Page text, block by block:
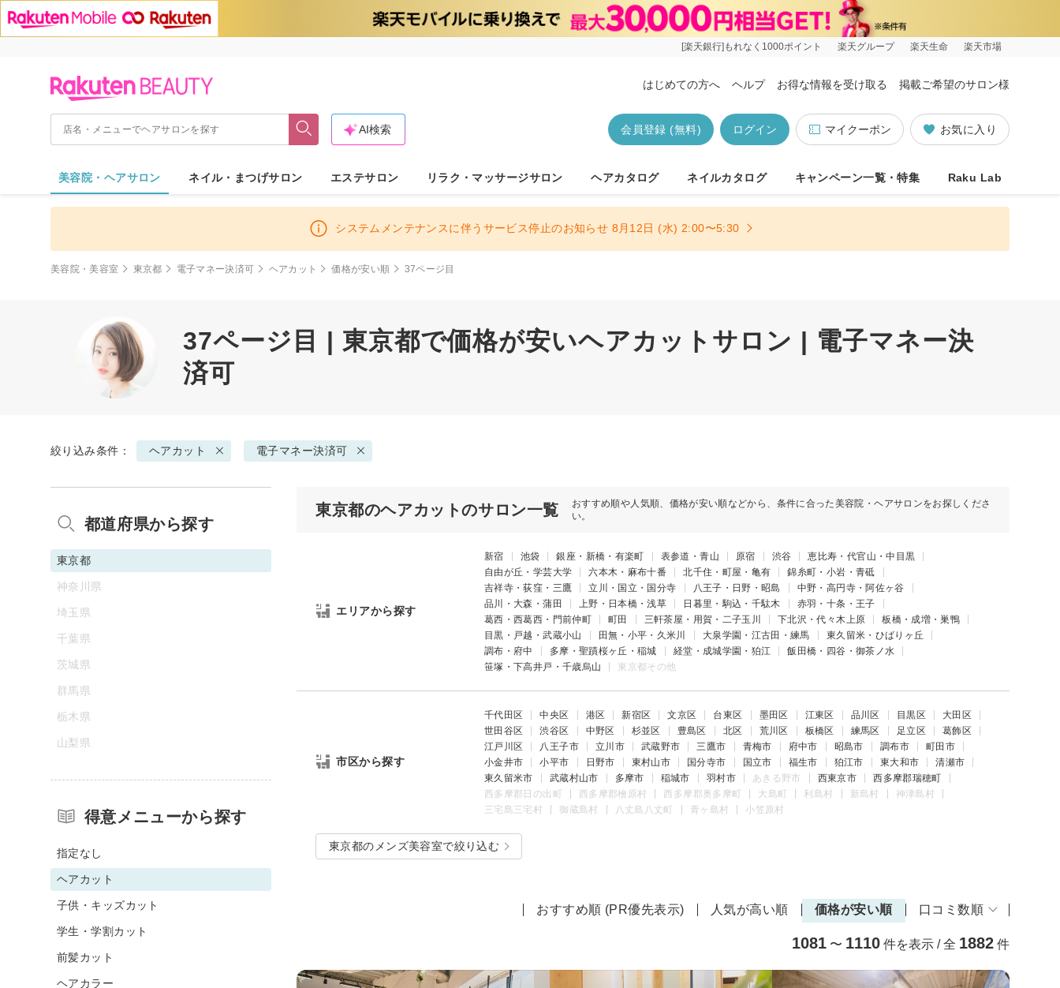
[楽天銀行]もれなく1000ポイント 楽天グループ 楽天生命 楽天市場
はじめての方へ ヘルプ お得な情報を受け取る 掲載ご希望のサロン様
お気に入り
マイクーポン
ログイン
会員登録 (無料)
AI検索
美容院・ヘアサロン ネイル・まつげサロン エステサロン リラク・マッサージサロン ヘアカタログ ネイルカタログ キャンペーン一覧・特集 Raku Lab
システムメンテナンスに伴うサービス停止のお知らせ 8月12日 (水) 2:00〜5:30
美容院・美容室 東京都 電子マネー決済可 ヘアカット 価格が安い順 37ページ目
37ページ目 | 東京都で価格が安いヘアカットサロン | 電子マネー決
済可
絞り込み条件： ヘアカット 電子マネー決済可
東京都のヘアカットのサロン一覧
おすすめ順や人気順、価格が安い順などから、条件に合った美容院・ヘアサロンをお探しくださ
い。
エリアから探す
新宿 池袋 銀座・新橋・有楽町 表参道・青山 原宿 渋谷
恵比寿・代官山・中目黒
自由が丘・学芸大学
六本木・麻布十番 北千住・町屋・亀有
錦糸町・小岩・青砥
吉祥寺・荻窪・三鷹
立川・国立・国分寺 八王子・日野・昭島
中野・高円寺・阿佐ヶ谷
品川・大森・蒲田
上野・日本橋・浅草 日暮里・駒込・千駄木
赤羽・十条・王子
葛西・西葛西・門前仲町
町田 三軒茶屋・用賀・二子玉川 下北沢・代々木上原
板橋・成増・巣鴨
目黒・戸越・武蔵小山
田無・小平・久米川 大泉学園・江古田・練馬
東久留米・ひばりヶ丘
調布・府中
多摩・聖蹟桜ヶ丘・稲城 経堂・成城学園・狛江
飯田橋・四谷・御茶ノ水
笹塚・下高井戸・千歳烏山
東京都その他
市区から探す
千代田区 中央区 港区 新宿区 文京区 台東区 墨田区 江東区 品川区 目黒区
大田区
世田谷区
渋谷区 中野区 杉並区 豊島区 北区 荒川区 板橋区 練馬区 足立区
葛飾区
江戸川区
八王子市 立川市 武蔵野市 三鷹市 青梅市 府中市 昭島市 調布市
町田市
小金井市
小平市 日野市 東村山市 国分寺市 国立市 福生市 狛江市 東大和市
清瀬市
東久留米市
武蔵村山市 多摩市 稲城市 羽村市 あきる野市 西東京市
西多摩郡瑞穂町
西多摩郡日の出町
西多摩郡檜原村 西多摩郡奥多摩町 大島町 利島村 新島村
神津島村
三宅島三宅村
御蔵島村 八丈島八丈町 青ヶ島村 小笠原村
東京都のメンズ美容室で絞り込む
おすすめ順 (PR優先表示) 人気が高い順 価格が安い順 口コミ数順
1081 〜 1110 件を表示 / 全 1882 件
都道府県から探す
東京都
神奈川県
埼玉県
千葉県
茨城県
群馬県
栃木県
山梨県
得意メニューから探す
指定なし
ヘアカット
子供・キッズカット
学生・学割カット
前髪カット
ヘアカラー